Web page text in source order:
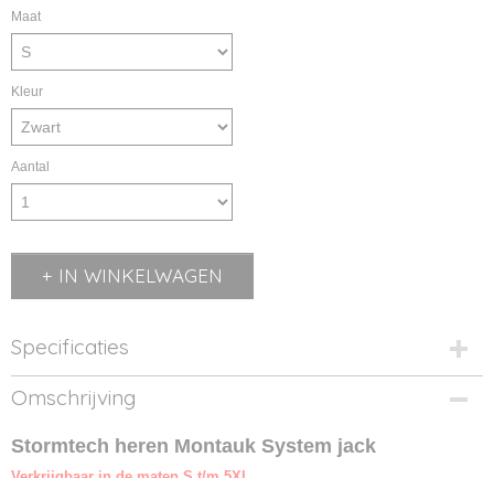
Maat
Kleur
Aantal
IN WINKELWAGEN
Specificaties
Productcode
829.18-1
Productcode leverancier
Omschrijving
Stormtech heren Montauk System jack